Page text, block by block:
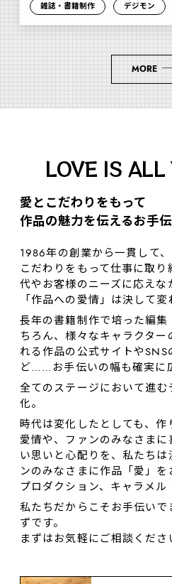
雑誌・書籍制作 デジモン
MORE
LOVE IS ALL
愛とこだわりをもって
作品の魅⼒を伝えるお⼿伝
1986年の創業から一貫して
こだわりをもって仕事に取
代やお客様のニーズに応え
「作品への愛情」は決して
長年の書籍制作で培った編
ちろん、様々なキャラクタ
れる作品の公式サイトや
ど……お⼿伝いの幅も確実に
全てのステージにおいて進
化。
時代は変化したとしても、
愛情や、ファンのみなさま
い思いと心配りを、私たち
ンのみなさまに作品「愛」
プロダクション、キャラメル
私たちだからこそお手伝い
ずです。
まずはお気軽にご相談くださ